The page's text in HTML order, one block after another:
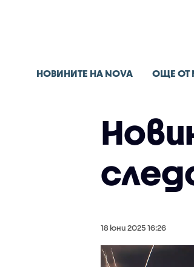
НОВИНИТЕ НА NOVA ОЩЕ ОТ
18 юни 2025 16:26